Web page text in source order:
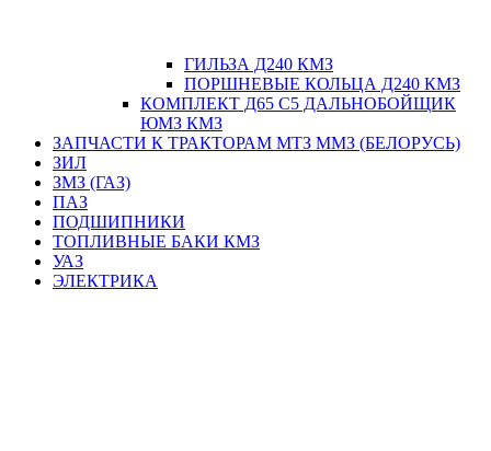
ГИЛЬЗА Д240 КМЗ
ПОРШНЕВЫЕ КОЛЬЦА Д240 КМЗ
КОМПЛЕКТ Д65 С5 ДАЛЬНОБОЙЩИК
ЮМЗ КМЗ
ЗАПЧАСТИ К ТРАКТОРАМ МТЗ ММЗ (БЕЛОРУСЬ)
ЗИЛ
ЗМЗ (ГАЗ)
ПАЗ
ПОДШИПНИКИ
ТОПЛИВНЫЕ БАКИ КМЗ
УАЗ
ЭЛЕКТРИКА